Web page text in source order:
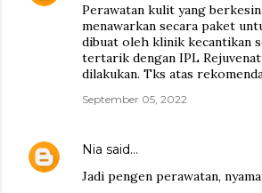
Perawatan kulit yang
menawarkan secara paket
dibuat oleh klinik kecantikan
tertarik dengan IPL
dilakukan. Tks atas
September 05, 2022
Nia said…
Jadi pengen perawatan,